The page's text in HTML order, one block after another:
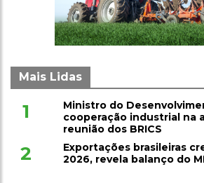
Mais Lidas
1
Ministro do
cooperação industrial na
reunião dos BRICS
2
Exportações brasileiras
2026, revela balanço do